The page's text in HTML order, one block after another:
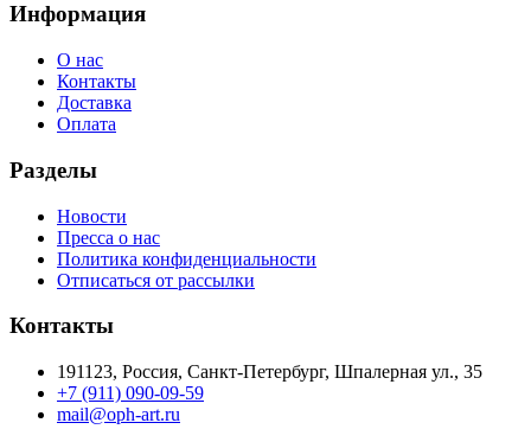
Информация
О нас
Контакты
Доставка
Оплата
Разделы
Новости
Пресса о нас
Политика конфиденциальности
Отписаться от рассылки
Контакты
191123, Россия, Санкт-Петербург, Шпалерная ул., 35
+7 (911) 090-09-59
mail@oph-art.ru